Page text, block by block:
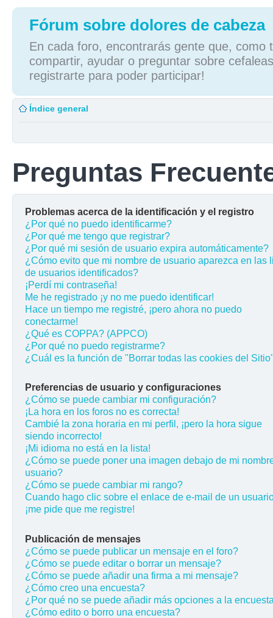
Fórum sobre dolores de cabeza
En cada foro, encontrarás gente que, como
compartir, ayudar o preguntar sobre
registrarte para poder participar!
Índice general
Preguntas
Problemas acerca de la identificación y el registro
¿Por qué no puedo identificarme?
¿Por qué me tengo que registrar?
¿Por qué mi sesión de usuario expira automáticamente?
¿Cómo evito que mi nombre de usuario aparezca en las
de usuarios identificados?
¡Perdí mi contraseña!
Me he registrado ¡y no me puedo identificar!
Hace un tiempo me registré, ¡pero ahora no puedo
conectarme!
¿Qué es COPPA? (APPCO)
¿Por qué no puedo registrarme?
¿Cuál es la función de "Borrar todas las cookies del
Preferencias de usuario y configuraciones
¿Cómo se puede cambiar mi configuración?
¡La hora en los foros no es correcta!
Cambié la zona horaria en mi perfil, ¡pero la hora sigue
siendo incorrecto!
¡Mi idioma no está en la lista!
¿Cómo se puede poner una imagen debajo de mi
usuario?
¿Cómo se puede cambiar mi rango?
Cuando hago clic sobre el enlace de e-mail de un
¡me pide que me registre!
Publicación de mensajes
¿Cómo se puede publicar un mensaje en el foro?
¿Cómo se puede editar o borrar un mensaje?
¿Cómo se puede añadir una firma a mi mensaje?
¿Cómo creo una encuesta?
¿Por qué no se puede añadir más opciones a la
¿Cómo edito o borro una encuesta?